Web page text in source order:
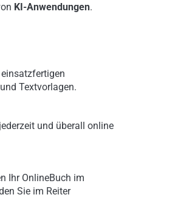
KI-Anwendungen.
Textvorlagen.
und überall online
Ihr OnlineBuch im
Sie im Reiter